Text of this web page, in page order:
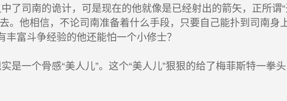
司南的诡计，可是现在的他就像是已经射出的箭矢，正所谓“
。他相信，不论司南准备着什么手段，只要自己能扑到司南身
富斗争经验的他还能怕一个小修士？
一个骨感“美人儿”。这个“美人儿”狠狠的给了梅菲斯特一拳